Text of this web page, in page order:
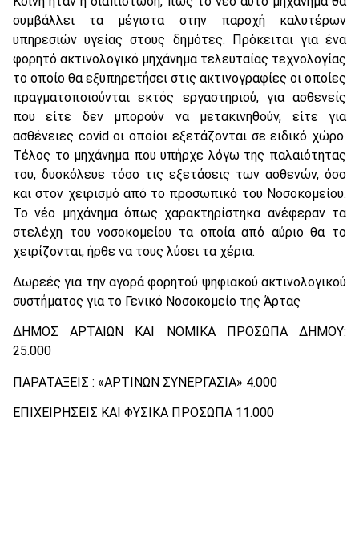
συμβάλλει τα μέγιστα στην παροχή καλυτέρων
υπηρεσιών υγείας στους δημότες. Πρόκειται για ένα
φορητό ακτινολογικό μηχάνημα τελευταίας τεχνολογίας
το οποίο θα εξυπηρετήσει στις ακτινογραφίες οι οποίες
πραγματοποιούνται εκτός εργαστηριού, για ασθενείς
που είτε δεν μπορούν να μετακινηθούν, είτε για
ασθένειες covid οι οποίοι εξετάζονται σε ειδικό χώρο.
Τέλος το μηχάνημα που υπήρχε λόγω της παλαιότητας
του, δυσκόλευε τόσο τις εξετάσεις των ασθενών, όσο
και στον χειρισμό από το προσωπικό του Νοσοκομείου.
Το νέο μηχάνημα όπως χαρακτηρίστηκα ανέφεραν τα
στελέχη του νοσοκομείου τα οποία από αύριο θα το
χειρίζονται, ήρθε να τους λύσει τα χέρια.
Δωρεές για την αγορά φορητού ψηφιακού ακτινολογικού
συστήματος για το Γενικό Νοσοκομείο της Άρτας
ΔΗΜΟΣ ΑΡΤΑΙΩΝ ΚΑΙ ΝΟΜΙΚΑ ΠΡΟΣΩΠΑ ΔΗΜΟΥ:
25.000
ΠΑΡΑΤΑΞΕΙΣ : «ΑΡΤΙΝΩΝ ΣΥΝΕΡΓΑΣΙΑ» 4.000
ΕΠΙΧΕΙΡΗΣΕΙΣ ΚΑΙ ΦΥΣΙΚΑ ΠΡΟΣΩΠΑ 11.000